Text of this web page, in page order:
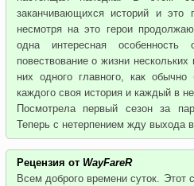
заканчивающихся историй и это
несмотря на это герои
одна интересная особенность
повествование о жизни
них одного главного, как
каждого своя история и каждый в
Посмотрела первый сезон за
Теперь с нетерпением жду выхода
Рецензия от WayFareR
Всем доброго времени суток.